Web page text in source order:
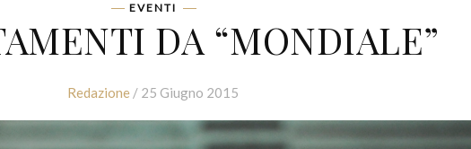
EVENTI
DA “MONDIALE”
Redazione/ 25 Giugno 2015